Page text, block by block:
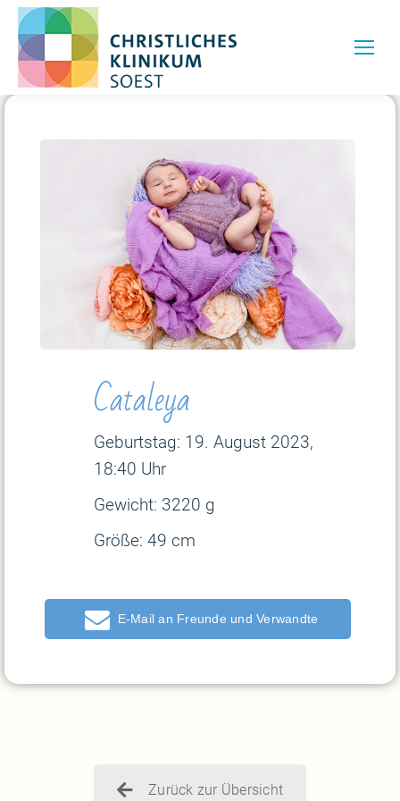
Cataleya
Geburtstag: 19. August 2023,
18:40 Uhr
Gewicht: 3220 g
Größe: 49 cm
E-Mail
Zurück zur Übersicht